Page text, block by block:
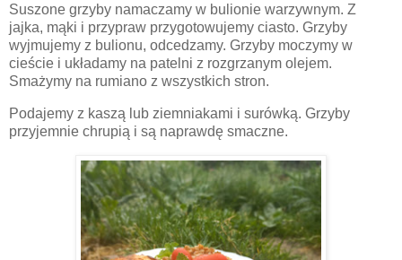
Suszone grzyby namaczamy w bulionie warzywnym. Z
jajka, mąki i przypraw przygotowujemy ciasto. Grzyby
wyjmujemy z bulionu, odcedzamy. Grzyby moczymy w
cieście i układamy na patelni z rozgrzanym olejem.
Smażymy na rumiano z wszystkich stron.
Podajemy z kaszą lub ziemniakami i surówką. Grzyby
przyjemnie chrupią i są naprawdę smaczne.